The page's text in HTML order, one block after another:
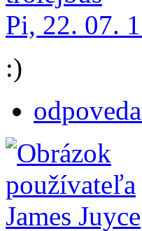
Pi, 22. 07.
:)